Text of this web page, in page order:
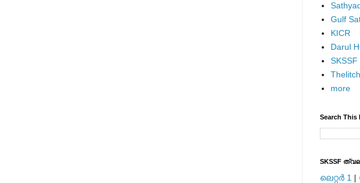
Gulf
KICR
Darul
SKSSF
more
Search This
SKSSF
ലെറ്റര്‍ 1 |